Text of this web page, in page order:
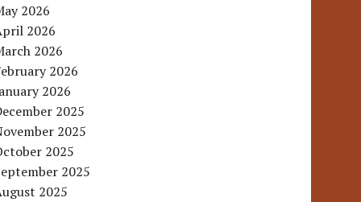
2026
2026
2026
2026
2026
2025
2025
2025
2025
2025